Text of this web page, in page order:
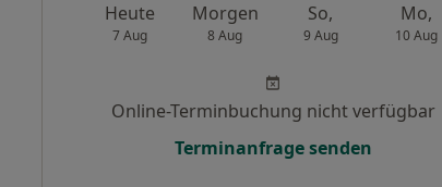
Heute
7 Aug
Morgen
8 Aug
So,
9 Aug
Mo,
10 Aug
Online-Terminbuchung nicht verfügbar
Terminanfrage senden